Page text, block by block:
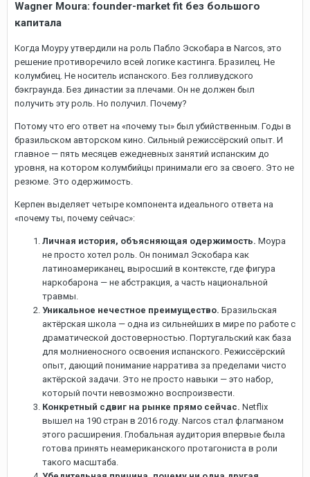
Wagner Moura: founder-market fit без большого
капитала
Когда Моуру утвердили на роль Пабло Эскобара в Narcos, это
решение противоречило всей логике кастинга. Бразилец. Не
колумбиец. Не носитель испанского. Без голливудского
бэкграунда. Без династии за плечами. Он не должен был
получить эту роль. Но получил. Почему?
Потому что его ответ на «почему ты» был убийственным. Годы в
бразильском авторском кино. Сильный режиссёрский опыт. И
главное — пять месяцев ежедневных занятий испанским до
уровня, на котором колумбийцы принимали его за своего. Это не
резюме. Это одержимость.
Керпен выделяет четыре компонента идеального ответа на
«почему ты, почему сейчас»:
Личная история, объясняющая одержимость. Моура
не просто хотел роль. Он понимал Эскобара как
латиноамериканец, выросший в контексте, где фигура
наркобарона — не абстракция, а часть национальной
травмы.
Уникальное нечестное преимущество. Бразильская
актёрская школа — одна из сильнейших в мире по работе с
драматической достоверностью. Португальский как база
для молниеносного освоения испанского. Режиссёрский
опыт, дающий понимание нарратива за пределами чисто
актёрской задачи. Это не просто навыки — это набор,
который почти невозможно воспроизвести.
Конкретный сдвиг на рынке прямо сейчас. Netflix
вышел на 190 стран в 2016 году. Narcos стал флагманом
этого расширения. Глобальная аудитория впервые была
готова принять неамериканского протагониста в роли
такого масштаба.